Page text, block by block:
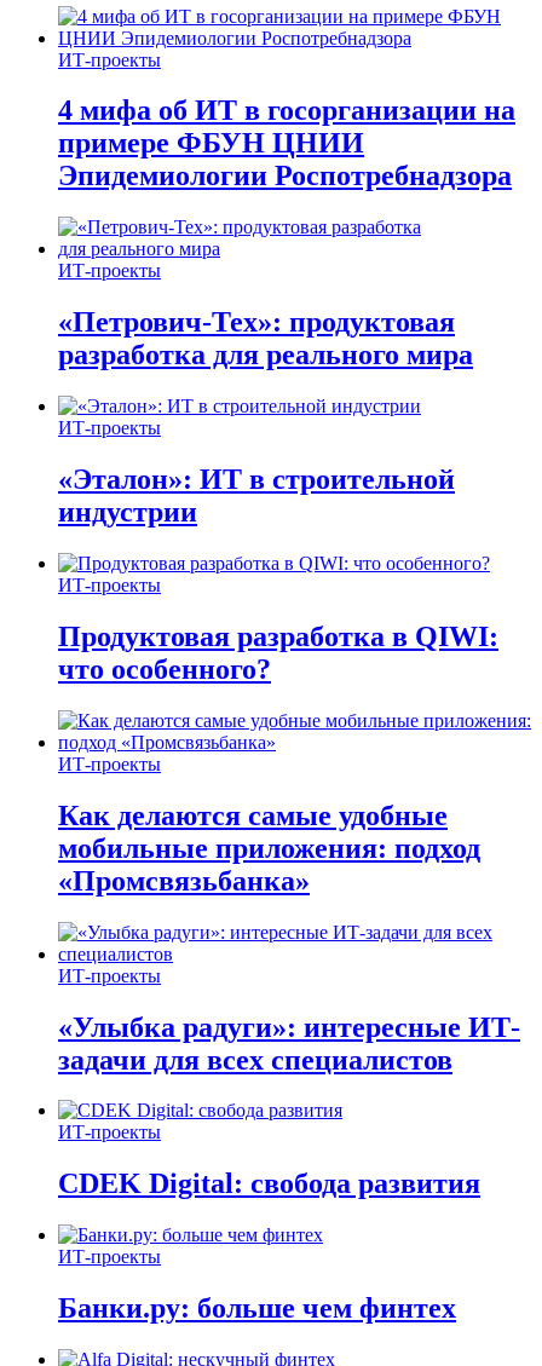
ИТ-проекты
4 мифа об ИТ в госорганизации на
примере ФБУН ЦНИИ
Эпидемиологии Роспотребнадзора
ИТ-проекты
«Петрович-Тех»: продуктовая
разработка для реального мира
ИТ-проекты
«Эталон»: ИТ в строительной
индустрии
ИТ-проекты
Продуктовая разработка в QIWI:
что особенного?
ИТ-проекты
Как делаются самые удобные
мобильные приложения: подход
«Промсвязьбанка»
ИТ-проекты
«Улыбка радуги»: интересные ИТ-
задачи для всех специалистов
ИТ-проекты
CDEK Digital: свобода развития
ИТ-проекты
Банки.ру: больше чем финтех